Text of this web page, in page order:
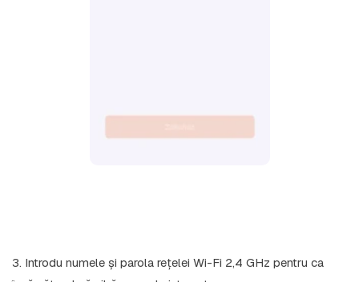
3. Introdu numele și parola rețelei Wi-Fi 2,4 GHz pentru ca